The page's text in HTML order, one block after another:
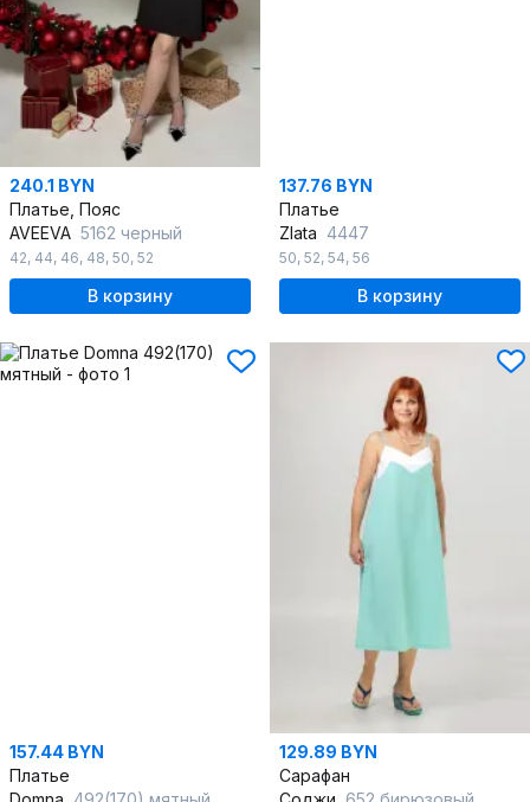
240.1 BYN
Платье, Пояс
AVEEVA 5162 черный
42, 44, 46, 48, 50, 52
В корзину
137.76 BYN
Платье
Zlata 4447
50, 52, 54, 56
В корзину
157.44 BYN
Платье
129.89 BYN
Сарафан